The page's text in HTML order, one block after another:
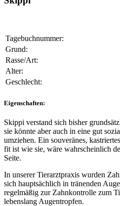
Tagebuchnummer:
Grund:
Rasse/Art:
Alter:
Geschlecht:
Eigenschaften:
Skippi verstand sich bisher
sie könnte aber auch in eine gut
umziehen. Ein souveränes,
fit ist wie sie, wäre wahrscheinlich
Seite.
In unserer Tierarztpraxis wurden
sich hauptsächlich in tränenden
regelmäßig zur Zahnkontrolle zum
lebenslang Augentropfen.